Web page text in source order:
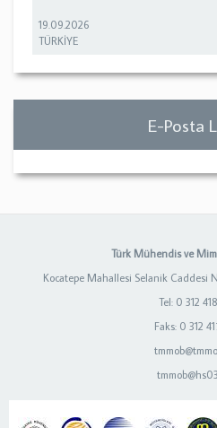
19.09.2026
TÜRKİYE
E-Posta
Türk Mühendis ve
Kocatepe Mahallesi Selanik Caddesi
Tel: 0 312
Faks: 0 312